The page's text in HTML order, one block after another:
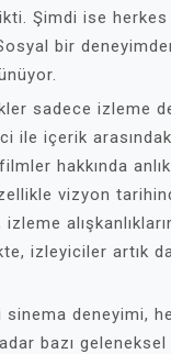
Şimdi ise herkes
bir
sadece izleme
ile içerik
hakkında
vizyon
izleyiciler artık
deneyimi,
bazı